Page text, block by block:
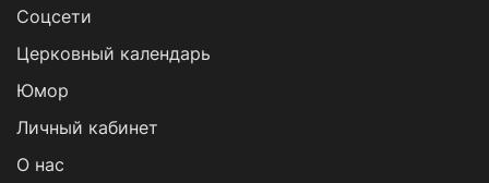
Cоцсети
Церковный календарь
Юмор
Личный кабинет
О нас